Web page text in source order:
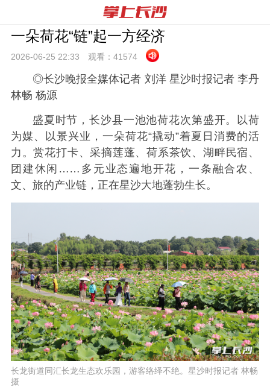
一朵荷花“链”起一方经济
2026-06-25 22:33 观看： 41574
◎长沙晚报全媒体记者 刘洋 星沙时报记者 李丹
林畅 杨源
盛夏时节，长沙县一池池荷花次第盛开。以荷
为媒、以景兴业，一朵荷花“撬动”着夏日消费的活
力。赏花打卡、采摘莲蓬、荷系茶饮、湖畔民宿、
团建休闲……多元业态遍地开花，一条融合农、
文、旅的产业链，正在星沙大地蓬勃生长。
长龙街道同汇长龙生态欢乐园，游客络绎不绝。星沙时报记者 林畅
摄